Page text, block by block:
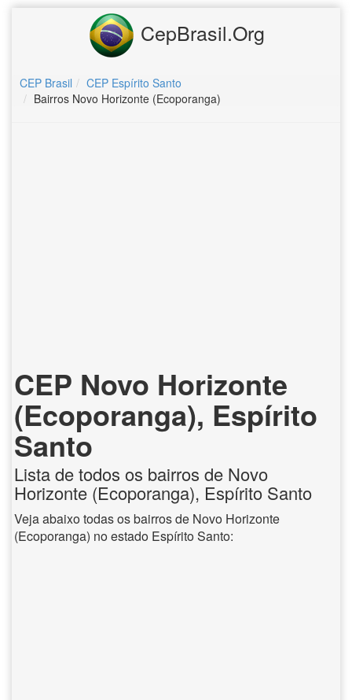
CepBrasil.Org
CEP Brasil
CEP Espírito Santo
Bairros Novo Horizonte (Ecoporanga)
CEP Novo Horizonte
(Ecoporanga), Espírito
Santo
Lista de todos os bairros de Novo
Horizonte (Ecoporanga), Espírito Santo
Veja abaixo todas os bairros de Novo Horizonte
(Ecoporanga) no estado Espírito Santo: